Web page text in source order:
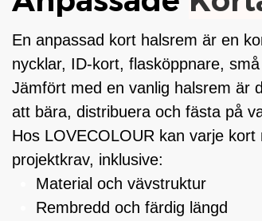
En anpassad kort halsrem är en
nycklar, ID-kort, flasköppnare,
Jämfört med en vanlig halsrem är
att bära, distribuera och fästa på
Hos LOVECOLOUR kan varje
projektkrav, inklusive:
Material och vävstruktur
Rembredd och färdig längd